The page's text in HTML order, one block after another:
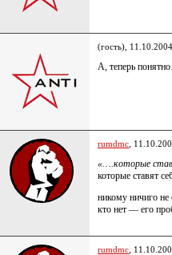
(гость),
А, теперь
rumdmc ,
«….которые
которые ставят
никому ничиго не
кто нет — его
rumdmc ,